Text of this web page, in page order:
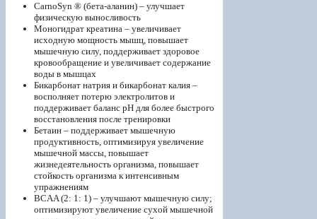
CarnoSyn ® (бета-аланин) – улучшает
физическую выносливость
Моногидрат креатина – увеличивает
исходную мощность мышц, повышает
мышечную силу, поддерживает здоровое
кровообращение и увеличивает содержание
воды в мышцах
Бикарбонат натрия и бикарбонат калия –
восполняет потерю электролитов и
поддерживает баланс pH для более быстрого
восстановления после тренировки
Бетаин – поддерживает мышечную
продуктивность, оптимизируя увеличение
мышечной массы, повышает
жизнедеятельность организма, повышает
стойкость организма к интенсивным
упражнениям
BCAA (2: 1: 1) – улучшают мышечную силу;
оптимизируют увеличение сухой мышечной